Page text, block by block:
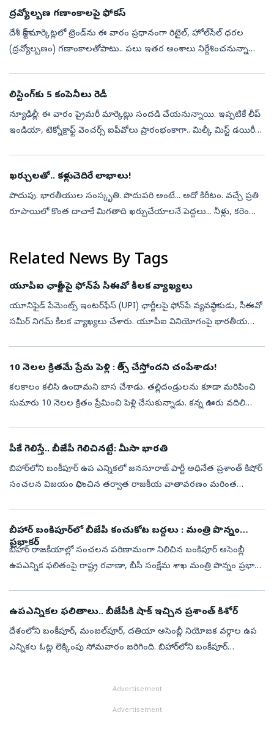
ద్రవ్యోల్బణ గణాంకాలపై ఫోకస్‌
దేశీ స్టాక్‌ మార్కెట్లలో ట్రెండ్‌ను ఈ వారం ప్రధానంగా రిటైల్, హోల్‌సేల్‌ ధరల
(ద్రవ్యోల్బణం) గణాంకాలతోపాటు.. పలు ఇతర అంశాలు నిర్దేశించనున్నాయి.
లిస్టింగ్‌కు 5 కంపెనీలు రెడీ
న్యూఢిల్లీ: ఈ వారం ప్రైమరీ మార్కెట్లు సందడి చేయనున్నాయి. ఇప్పటికే లీప్‌
ఇండియా, టెక్నోక్రాఫ్ట్‌ వెంచర్స్‌ ఐపీవోలు ప్రారంభంకాగా.. మిల్కీ మిస్ట్‌ డయిరీ
ఖర్చులతో.. కళ్లుచెదిరే లాభాలు!
పొదుపు. భారతీయుల సంస్కృతి. పొదుపరి అంటే... అదో కిరీటం. వచ్చే ప్రతి
రూపాయిలో కొంత దాచాకే మిగతాది ఖర్చుచేయాలనే పెద్దలు... నీళ్లు, కరెంటు
Related News By Tags
యూపీఐ ఛార్జీలపై ఫోన్‌పే సీఈవో కీలక వ్యాఖ్యలు
యూనిఫైడ్ పేమెంట్స్ ఇంటర్‌ఫేస్ (UPI) ఛార్జీలపై ఫోన్‌పే వ్యవస్థాపకుడు, సీఈవో
సమీర్ నిగమ్ కీలక వ్యాఖ్యలు చేశారు. యూపీఐ వినియోగంపై భారతీయ
10 నెలల క్రితమే ప్రేమ పెళ్లి : రీల్స్‌ చేస్తోందని చంపేశాడు!
కలకాలం కలిసి ఉందామని బాస చేశాడు. తల్లిదండ్రులను కూడా మరిపించి
సుమారు 10 నెలల క్రితం ప్రేమించి పెళ్లి చేసుకున్నాడు. కన్న ఊరు వదిలి
పీకే గెలిస్తే.. బీజేపీ గెలిచినట్టే: మీసా భారతి
బిహార్‌లోని బంకీపూర్‌ ఉప ఎన్నికలో జనసూరాజ్‌ పార్టీ అధినేత ప్రశాంత్‌ కిషోర్‌
సంచలన విజయం సాధించిన తర్వాత రాజకీయ వాతావరణం మరింత
బీహార్ బంకిపూర్‌లో బీజేపీ కంచుకోట బద్దలు : మంత్రి పొన్నం
ప్రభాకర్
బీహార్ రాజకీయాల్లో సంచలన పరిణామంగా నిలిచిన బంకిపూర్ అసెంబ్లీ
ఉపఎన్నిక ఫలితంపై రాష్ట్ర రవాణా, బీసీ సంక్షేమ శాఖ మంత్రి పొన్నం ప్రభాకర్
ఉపఎన్నికల ఫలితాలు.. బీజేపీకి షాక్‌ ఇచ్చిన ప్రశాంత్ కిశోర్
దేశంలోని బంకీపూర్, మంజల్‌పూర్, దతియా అసెంబ్లీ నియోజక వర్గాల ఉప
ఎన్నికల ఓట్ల లెక్కింపు సోమవారం జరిగింది. బిహార్‌లోని బంకీపూర్
Advertisement
Advertisement